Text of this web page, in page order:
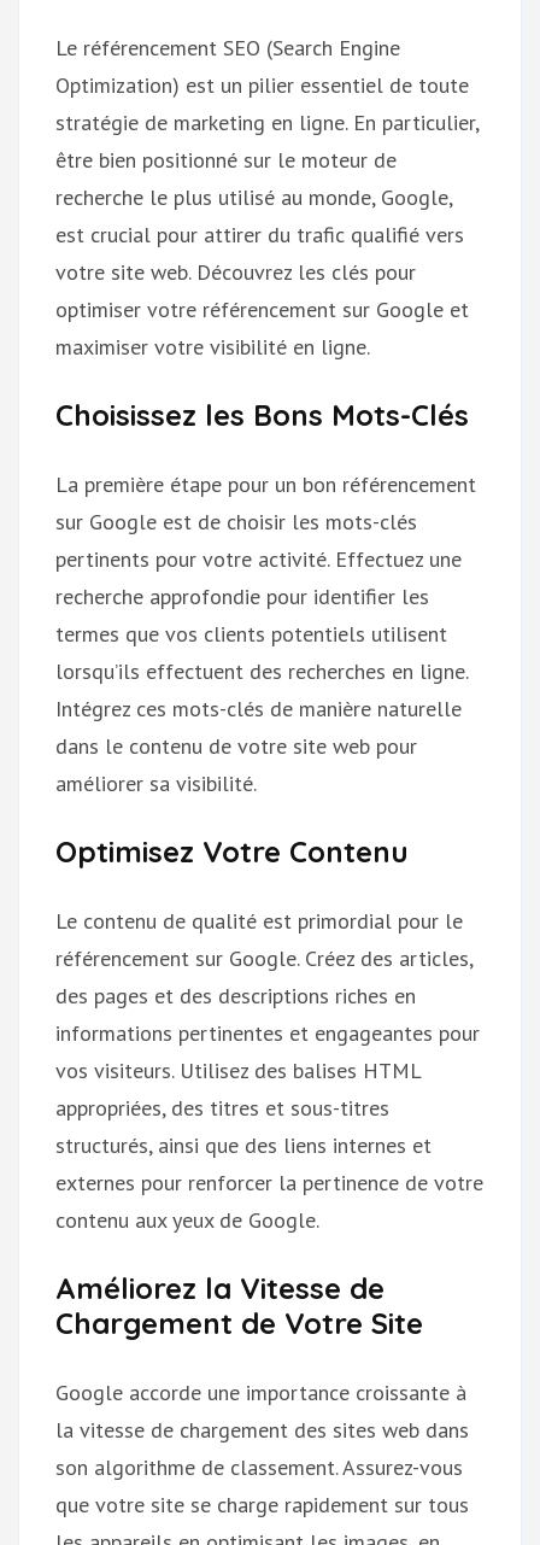
Le référencement SEO (Search Engine
Optimization) est un pilier essentiel de toute
stratégie de marketing en ligne. En particulier,
être bien positionné sur le moteur de
recherche le plus utilisé au monde, Google,
est crucial pour attirer du trafic qualifié vers
votre site web. Découvrez les clés pour
optimiser votre référencement sur Google et
maximiser votre visibilité en ligne.
Choisissez les Bons Mots-Clés
La première étape pour un bon référencement
sur Google est de choisir les mots-clés
pertinents pour votre activité. Effectuez une
recherche approfondie pour identifier les
termes que vos clients potentiels utilisent
lorsqu’ils effectuent des recherches en ligne.
Intégrez ces mots-clés de manière naturelle
dans le contenu de votre site web pour
améliorer sa visibilité.
Optimisez Votre Contenu
Le contenu de qualité est primordial pour le
référencement sur Google. Créez des articles,
des pages et des descriptions riches en
informations pertinentes et engageantes pour
vos visiteurs. Utilisez des balises HTML
appropriées, des titres et sous-titres
structurés, ainsi que des liens internes et
externes pour renforcer la pertinence de votre
contenu aux yeux de Google.
Améliorez la Vitesse de
Chargement de Votre Site
Google accorde une importance croissante à
la vitesse de chargement des sites web dans
son algorithme de classement. Assurez-vous
que votre site se charge rapidement sur tous